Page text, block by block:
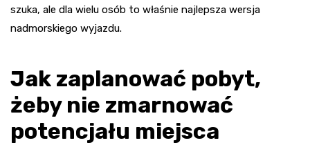
szuka, ale dla wielu osób to właśnie najlepsza wersja
nadmorskiego wyjazdu.
Jak zaplanować pobyt,
żeby nie zmarnować
potencjału miejsca